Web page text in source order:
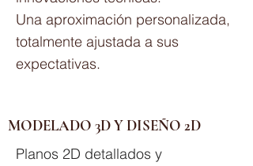
Una aproximación personalizada,
totalmente ajustada a sus
expectativas.
MODELADO 3D Y DISEÑO 2D
Planos 2D detallados y